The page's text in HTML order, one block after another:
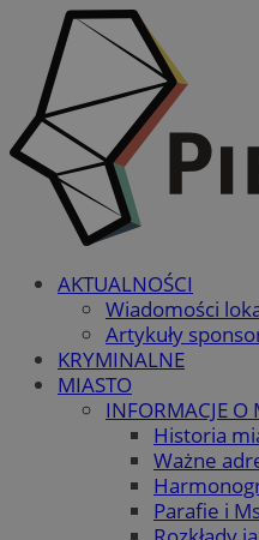
AKTUALNOŚCI
Wiadomości
Artykuły
KRYMINALNE
MIASTO
INFORMACJE O
Historia
Ważne
Parafie i